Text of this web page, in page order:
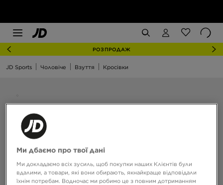
РОЗПРОДАЖ
JD Sports Чоловіче Взуття Кросівки
Ми дбаємо про твої дані
Ми докладаємо всіх зусиль, щоб покупки наших Клієнтів були
вдалими, а товари, які вони обирають, якнайкраще відповідали
їхнім потребам. Водночас ми робимо це з повним дотриманням